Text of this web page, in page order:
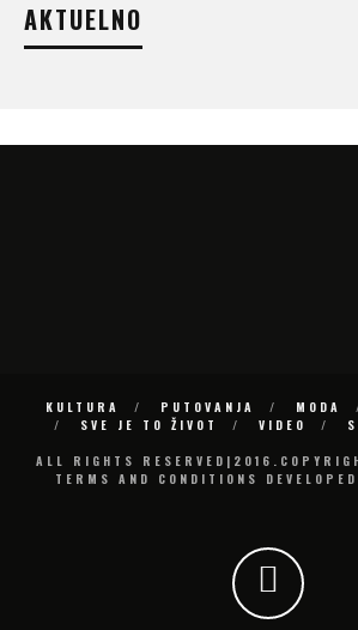
AKTUELNO
KULTURA PUTOVANJA MODA
SVE JE TO ŽIVOT
VIDEO
ALL RIGHTS
TERMS AND CONDITIONS